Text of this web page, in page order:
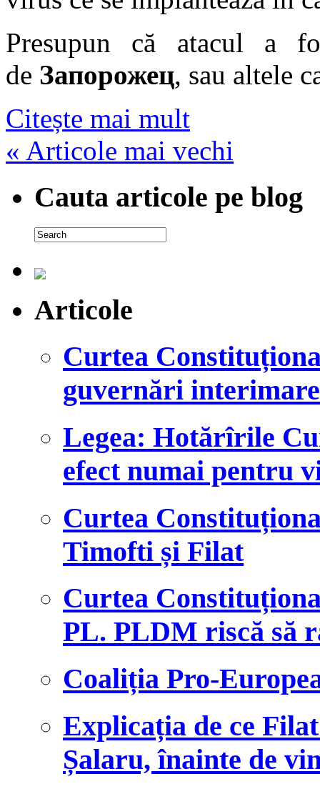
Presupun că atacul a
de Запорожец, sau altele
Citește mai mult
« Articole mai vechi
Cauta articole pe blog
Articole
Curtea
guvernări interimare
Legea: Hotărîrile
efect numai pentru
Curtea
Timofti și Filat
Curtea
PL. PLDM riscă să
Coaliția Pro-
Explicația de ce
Șalaru, înainte de